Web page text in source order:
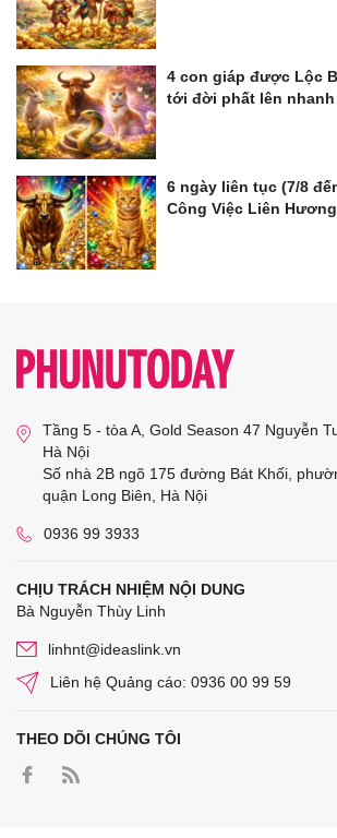
4 con giáp được Lộc
tới đời phất lên nhanh
6 ngày liên tục (7/8
Công Việc Liên
Tầng 5 - tòa A, Gold Season 47 Nguyễn
Hà Nội
Số nhà 2B ngõ 175 đường Bát Khối,
quận Long Biên, Hà Nội
0936 99 3933
CHỊU TRÁCH NHIỆM NỘI DUNG
Bà Nguyễn Thùy Linh
linhnt@ideaslink.vn
Liên hệ Quảng cáo: 0936 00 99 59
THEO DÕI CHÚNG TÔI